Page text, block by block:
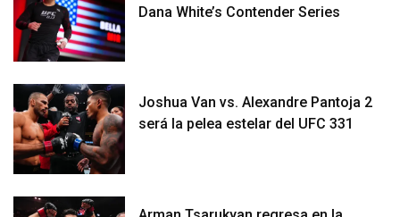
Dana White’s Contender Series
Joshua Van vs. Alexandre Pantoja 2
será la pelea estelar del UFC 331